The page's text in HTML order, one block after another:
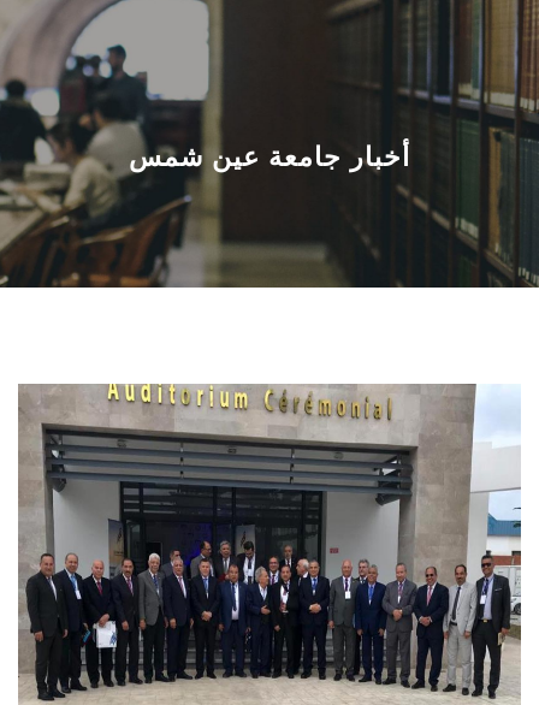
الرئيسيـة
عن الجامعة
القطاعـات
الشئون الأكاديمية
البحث العلمي
المراكز والوحدات
الأنظمة الذكية
الإعلام
تواصل معنا
الطلاب
أخبار جامعة عين شمس